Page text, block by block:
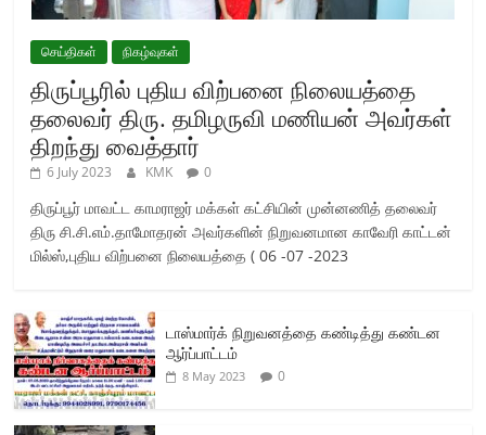
செய்திகள் நிகழ்வுகள்
திருப்பூரில் புதிய விற்பனை நிலையத்தை
தலைவர் திரு. தமிழருவி மணியன் அவர்கள்
திறந்து வைத்தார்
6 July 2023 KMK 0
திருப்பூர் மாவட்ட காமராஜர் மக்கள் கட்சியின் முன்னணித் தலைவர்
திரு சி.சி.எம்.தாமோதரன் அவர்களின் நிறுவனமான காவேரி காட்டன்
மில்ஸ்,புதிய விற்பனை நிலையத்தை ( 06 -07 -2023
டாஸ்மார்க் நிறுவனத்தை கண்டித்து கண்டன
ஆர்ப்பாட்டம்
8 May 2023 0